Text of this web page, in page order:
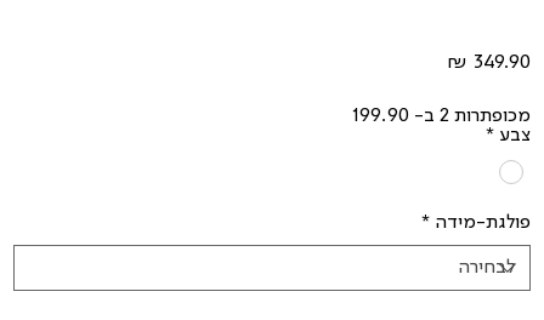
מכופתרות 2 ב- 199.90
צבע *
פולגת-מידה *